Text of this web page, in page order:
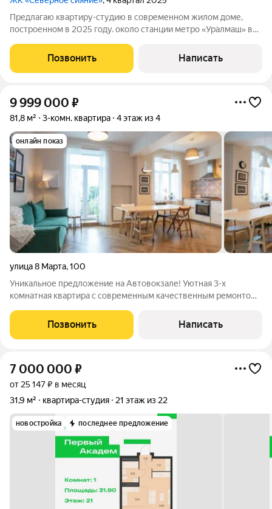
Предлагаю квартиру-студию в современном жилом доме,
построенном в 2025 году. около станции метро «Уралмаш» в
город Екатеринбург, микрорайон Уралмаш, административный
район: Орджоникидзевский
Позвонить Написать
9 999 000 ₽
81,8 м² 3-комн. квартира 4 этаж из 4
онлайн показ
улица 8 Марта,100
Уникальное предложение на Автовокзале! Уютная 3-х
комнатная квартира с современным качественным ремонтом,
кв.м. современный и свежий РЕМОНТ сделан "ДЛЯ СЕБЯ":
выровнены полы, поменяна
Позвонить Написать
7 000 000 ₽
от 25 147 ₽ в месяц
31,9 м²
квартира-студия 21 этаж из 22
новостройка последнее предложение